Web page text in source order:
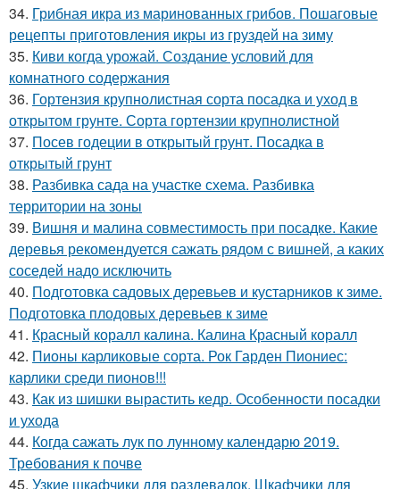
34. Грибная икра из маринованных грибов. Пошаговые
рецепты приготовления икры из груздей на зиму
35. Киви когда урожай. Создание условий для
комнатного содержания
36. Гортензия крупнолистная сорта посадка и уход в
открытом грунте. Сорта гортензии крупнолистной
37. Посев годеции в открытый грунт. Посадка в
открытый грунт
38. Разбивка сада на участке схема. Разбивка
территории на зоны
39. Вишня и малина совместимость при посадке. Какие
деревья рекомендуется сажать рядом с вишней, а каких
соседей надо исключить
40. Подготовка садовых деревьев и кустарников к зиме.
Подготовка плодовых деревьев к зиме
41. Красный коралл калина. Калина Красный коралл
42. Пионы карликовые сорта. Рок Гарден Пиониес:
карлики среди пионов!!!
43. Как из шишки вырастить кедр. Особенности посадки
и ухода
44. Когда сажать лук по лунному календарю 2019.
Требования к почве
45. Узкие шкафчики для раздевалок. Шкафчики для